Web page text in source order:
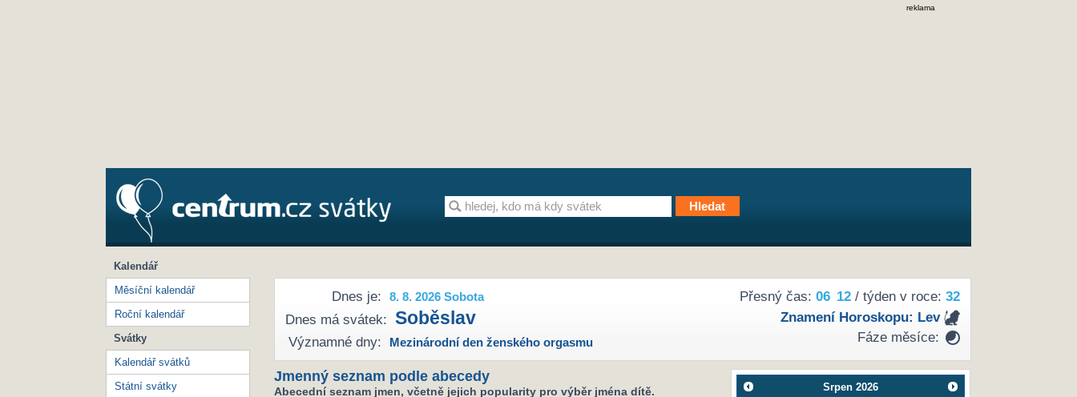
reklama
Přesný čas: 06 12/ týden v roce: 32
Znamení Horoskopu: Lev
Fáze měsíce:
Dnes je: 8. 8. 2026 Sobota
Dnes má svátek: Soběslav
Významné dny: Mezinárodní den ženského orgasmu
Jmenný seznam podle abecedy
Abecední seznam jmen, včetně jejich popularity pro výběr jména dítě. Srpen 2026
Kalendář
Měsíční kalendář
Roční kalendář
Svátky
Kalendář svátků
Státní svátky